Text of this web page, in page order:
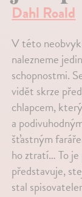
Dahl Roald
V této
nalezneme
schopnostmi.
vidět skrze
chlapcem,
a
šťastným
ho ztratí… To
představuje,
stal